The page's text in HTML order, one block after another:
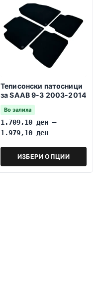
Теписонски патосници
за SAAB 9-3 2003-2014
Во залиха
1.709,10 ден –
1.979,10 ден
ИЗБЕРИ ОПЦИИ